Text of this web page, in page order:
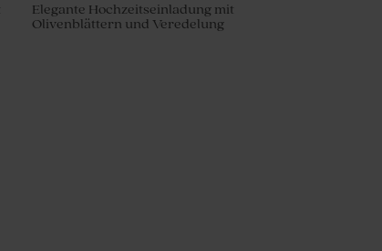
Elegante Hochzeitseinladung mit
Olivenblättern und Veredelung